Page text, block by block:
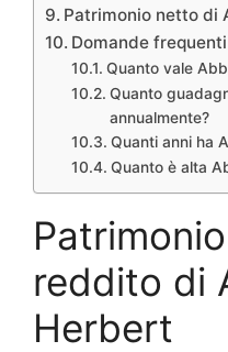
Patrimonio netto di
Domande frequenti
Quanto vale
Quanto
annualmente?
Quanti anni ha
Quanto è alta
reddito di
Herbert